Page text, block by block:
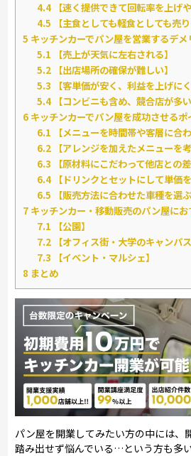
4.4【速く提供できて回転率を上げや
4.5 【主食としても軽食としても売り
5 キッチンカーでパン屋を営業するデメ
5.1 【売上が天気に左右される】
5.2 【出店場所の確保が難しい】
5.3 【客単価が安く、利益を上げにく
5.4【コンビニも含め、競合店が多い
6 キッチンカーでパン屋を成功させるポ
6.1 【メニューを時間帯や客層に合わ
6.2 【アレンジを加えたメニューを
6.3 【原材料にこだわって他店との
6.4【ドリンクとセットにして単価を
6.5 【販売方法に合わせた車種を選ぶ
7 キッチンカー・移動販売のパン屋に
7.1 【公園】
7.2 【オフィス街・大学のキャンパス
7.3 【イベント・マルシェ】
8 まとめ
パン屋を開業してみたい方の中には、
踏み出せず悩んでいる…という方も多